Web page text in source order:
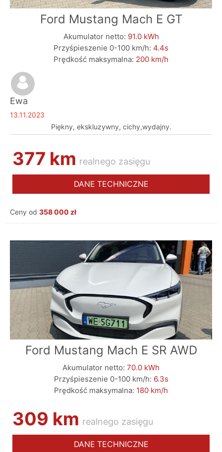
Ford Mustang Mach E GT
Akumulator netto: 91.0 kWh
Przyśpieszenie 0-100 km/h: 4.4s
Prędkość maksymalna: 200 km/h
Ewa
13.11.2023
Piękny, ekskluzywny, cichy,wydajny.
377 km realnego zasięgu
DANE TECHNICZNE
Ceny od 358 000 zł
Ford Mustang Mach E SR AWD
Akumulator netto: 70.0 kWh
Przyśpieszenie 0-100 km/h: 6.3s
Prędkość maksymalna: 180 km/h
309 km realnego zasięgu
DANE TECHNICZNE